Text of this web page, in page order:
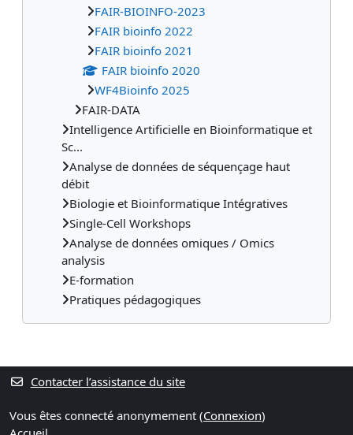
FAIR-BIOINFO-2023
FAIR bioinfo 2022
FAIR bioinfo 2021
FAIR bioinfo 2020
WF4Bioinfo 2025
FAIR-DATA
Intelligence Artificielle en Bioinformatique et
Sc...
Analyse de données de séquençage haut
débit
Biologie et Bioinformatique Intégratives
Single-Cell Workshops
Analyse de données omiques / Omics
analysis
E-formation
Pratiques pédagogiques
Contacter l’assistance du site
Vous êtes connecté anonymement (Connexion)